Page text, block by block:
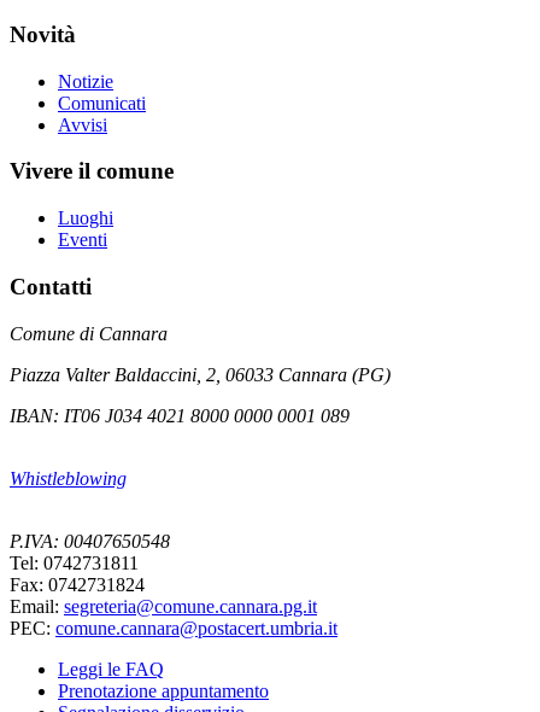
Novità
Notizie
Comunicati
Avvisi
Vivere il comune
Luoghi
Eventi
Contatti
Comune di Cannara
Piazza Valter Baldaccini, 2, 06033 Cannara (PG)
IBAN: IT06 J034 4021 8000 0000 0001 089
Whistleblowing
P.IVA: 00407650548
Tel: 0742731811
Fax: 0742731824
Email: segreteria@comune.cannara.pg.it
PEC: comune.cannara@postacert.umbria.it
Leggi le FAQ
Prenotazione appuntamento